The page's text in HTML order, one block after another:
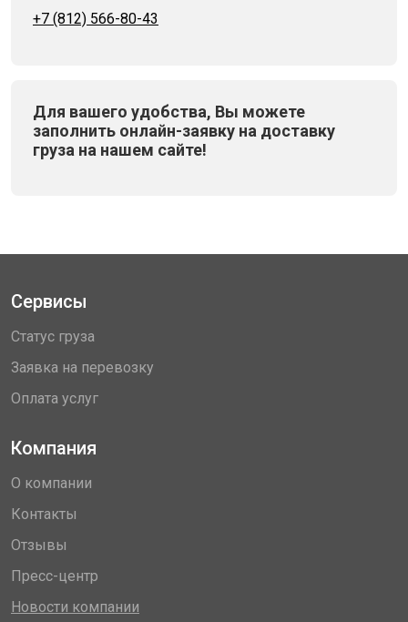
+7 (812) 566-80-43
Для вашего удобства, Вы можете
заполнить онлайн-заявку на доставку
груза на нашем сайте!
Сервисы
Статус груза
Заявка на перевозку
Оплата услуг
Компания
О компании
Контакты
Отзывы
Пресс-центр
Новости компании